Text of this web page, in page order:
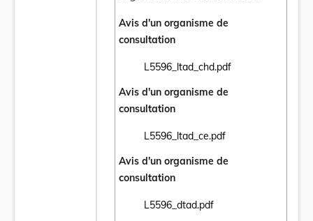
Avis d'un organisme de
consultation
L5596_ltad_chd.pdf
Ouvrir le document L5596_ltad_chd.pdf
Avis d'un organisme de
consultation
L5596_ltad_ce.pdf
Ouvrir le document L5596_ltad_ce.pdf
Avis d'un organisme de
consultation
L5596_dtad.pdf
Ouvrir le document L5596_dtad.pdf dans